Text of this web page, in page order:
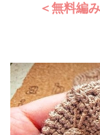
＜無料編